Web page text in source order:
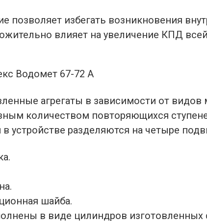
позволяет избегать возникновения
влияет на увеличение КПД
Водомет 67-72 А
агрегаты в зависимости от видов
количеством повторяющихся
устройстве разделяются на четыре
шайба.
в виде цилиндров изготовленных